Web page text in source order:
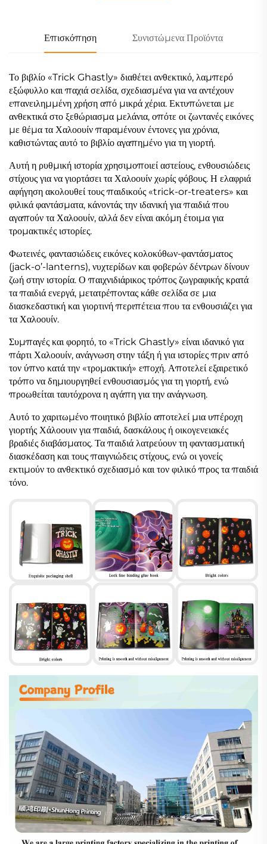
Επισκόπηση Συνιστώμενα Προϊόντα
Το βιβλίο «Trick Ghastly» διαθέτει ανθεκτικό, λαμπερό
εξώφυλλο και παχιά σελίδα, σχεδιασμένα για να αντέχουν
επανειλημμένη χρήση από μικρά χέρια. Εκτυπώνεται με
ανθεκτικά στο ξεθώριασμα μελάνια, οπότε οι ζωντανές εικόνες
με θέμα τα Χαλοουίν παραμένουν έντονες για χρόνια,
καθιστώντας αυτό το βιβλίο αγαπημένο για τη γιορτή.
Αυτή η ρυθμική ιστορία χρησιμοποιεί αστείους, ενθουσιώδεις
στίχους για να γιορτάσει τα Χαλοουίν χωρίς φόβους. Η ελαφριά
αφήγηση ακολουθεί τους παιδικούς «trick-or-treaters» και
φιλικά φαντάσματα, κάνοντάς την ιδανική για παιδιά που
αγαπούν τα Χαλοουίν, αλλά δεν είναι ακόμη έτοιμα για
τρομακτικές ιστορίες.
Φωτεινές, φαντασιώδεις εικόνες κολοκύθων-φαντάσματος
(jack-o’-lanterns), νυχτερίδων και φοβερών δέντρων δίνουν
ζωή στην ιστορία. Ο παιχνιδιάρικος τρόπος ζωγραφικής κρατά
τα παιδιά ενεργά, μετατρέποντας κάθε σελίδα σε μια
διασκεδαστική και γιορτινή περιπέτεια που τα ενθουσιάζει για
τα Χαλοουίν.
Συμπαγές και φορητό, το «Trick Ghastly» είναι ιδανικό για
πάρτι Χαλοουίν, ανάγνωση στην τάξη ή για ιστορίες πριν από
τον ύπνο κατά την «τρομακτική» εποχή. Αποτελεί εξαιρετικό
τρόπο να δημιουργηθεί ενθουσιασμός για τη γιορτή, ενώ
προωθείται ταυτόχρονα η αγάπη για την ανάγνωση.
Αυτό το χαριτωμένο ποιητικό βιβλίο αποτελεί μια υπέροχη
γιορτής Χάλοουιν για παιδιά, δασκάλους ή οικογενειακές
βραδιές διαβάσματος. Τα παιδιά λατρεύουν τη φαντασματική
διασκέδαση και τους παιγνιώδεις στίχους, ενώ οι γονείς
εκτιμούν το ανθεκτικό σχεδιασμό και τον φιλικό προς τα παιδιά
τόνο.